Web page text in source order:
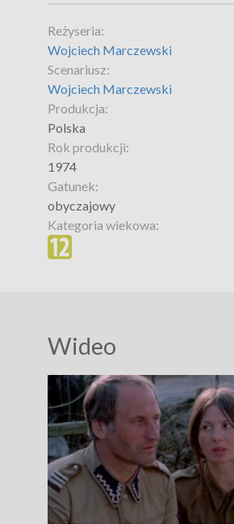
Reżyseria:
Wojciech Marczewski
Scenariusz:
Wojciech Marczewski
Produkcja:
Polska
Rok produkcji:
1974
Gatunek:
obyczajowy
Kategoria wiekowa:
Wideo